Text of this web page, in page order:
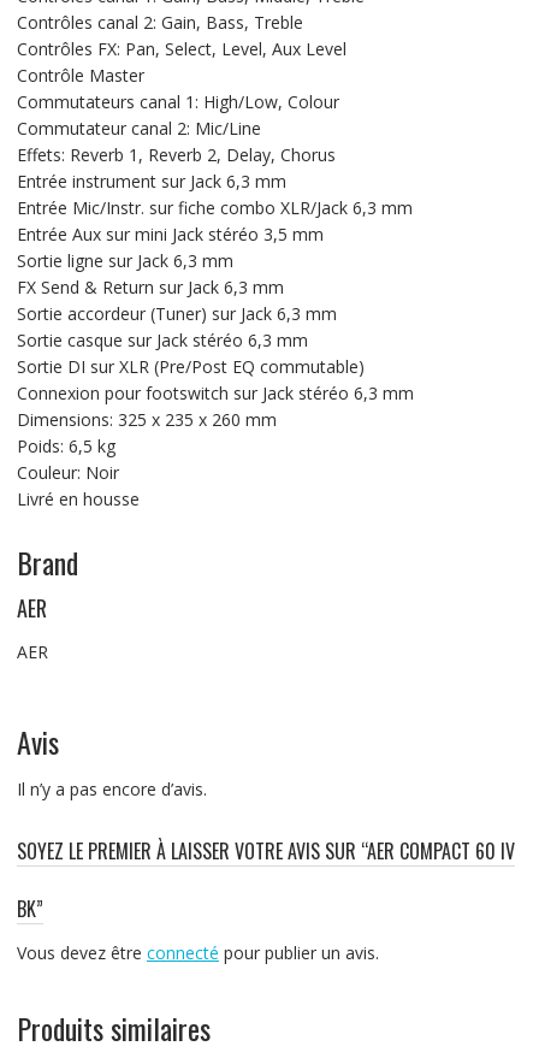
Contrôles canal 2: Gain, Bass, Treble
Contrôles FX: Pan, Select, Level, Aux Level
Contrôle Master
Commutateurs canal 1: High/Low, Colour
Commutateur canal 2: Mic/Line
Effets: Reverb 1, Reverb 2, Delay, Chorus
Entrée instrument sur Jack 6,3 mm
Entrée Mic/Instr. sur fiche combo XLR/Jack 6,3 mm
Entrée Aux sur mini Jack stéréo 3,5 mm
Sortie ligne sur Jack 6,3 mm
FX Send & Return sur Jack 6,3 mm
Sortie accordeur (Tuner) sur Jack 6,3 mm
Sortie casque sur Jack stéréo 6,3 mm
Sortie DI sur XLR (Pre/Post EQ commutable)
Connexion pour footswitch sur Jack stéréo 6,3 mm
Dimensions: 325 x 235 x 260 mm
Poids: 6,5 kg
Couleur: Noir
Livré en housse
Brand
AER
AER
Avis
Il n’y a pas encore d’avis.
SOYEZ LE PREMIER À LAISSER VOTRE AVIS SUR “AER COMPACT 60 IV
BK”
Vous devez être connecté pour publier un avis.
Produits similaires